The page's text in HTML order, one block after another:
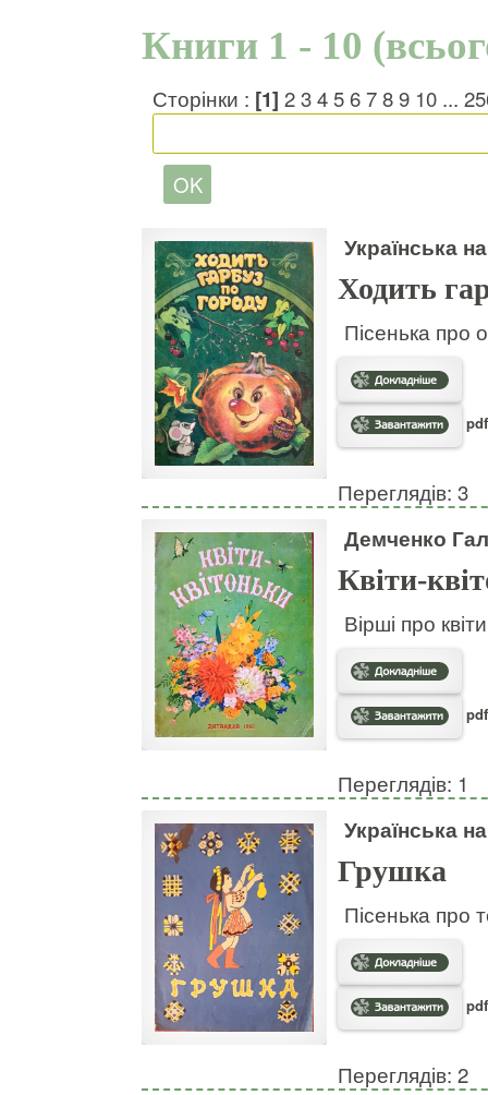
Книги 1 - 10
Сторінки : [1] 23456789 10 ...
Українська
Ходить
Пісенька про
Переглядів: 3
Демченко
Квіти-
Вірші про
Переглядів: 1
Українська
Грушка
Пісенька про
Переглядів: 2